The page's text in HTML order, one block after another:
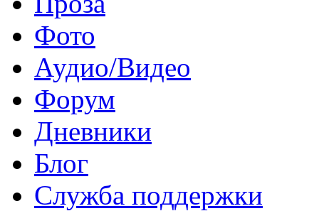
Фото
Аудио/Видео
Форум
Дневники
Блог
Служба поддержки